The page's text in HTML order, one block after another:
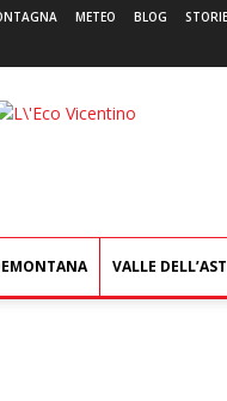
METEO BLOG STORIE
L'Eco
VALLE